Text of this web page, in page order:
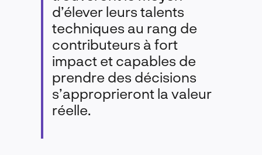
d’élever leurs talents
techniques au rang de
contributeurs à fort
impact et capables de
prendre des décisions
s’approprieront la valeur
réelle.